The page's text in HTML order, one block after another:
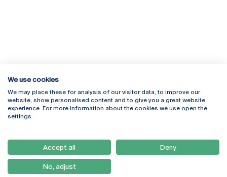
Rua Diogo Botelho 1327
4169-005 Porto
+351 226 196 240
Campus Online
Webmail
Como Chegar
Newsletter
We use cookies
We may place these for analysis of our visitor data, to improve our
website, show personalised content and to give you a great website
experience. For more information about the cookies we use open the
settings.
Accept all Deny
No, adjust